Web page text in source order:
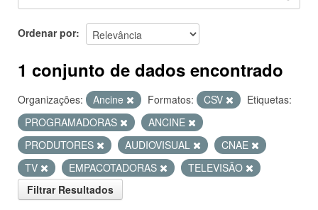
SOBRE
Ordenar por
1 conjunto de dados encontrado
Organizações: Ancine Formatos: CSV
Etiquetas:
PROGRAMADORAS
ANCINE
PRODUTORES
AUDIOVISUAL
CNAE
TV
EMPACOTADORAS
TELEVISÃO
Filtrar Resultados